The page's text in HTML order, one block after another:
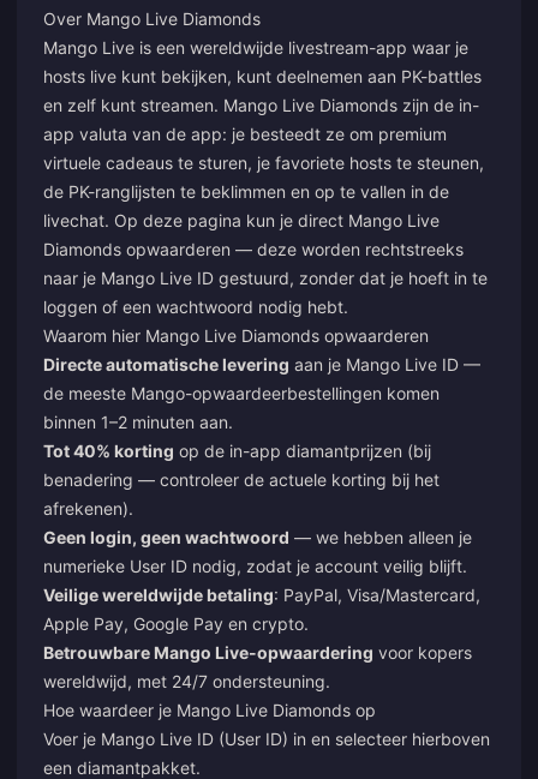
Over Mango Live Diamonds
Mango Live is een wereldwijde livestream-app waar je
hosts live kunt bekijken, kunt deelnemen aan PK-battles
en zelf kunt streamen. Mango Live Diamonds zijn de in-
app valuta van de app: je besteedt ze om premium
virtuele cadeaus te sturen, je favoriete hosts te steunen,
de PK-ranglijsten te beklimmen en op te vallen in de
livechat. Op deze pagina kun je direct Mango Live
Diamonds opwaarderen — deze worden rechtstreeks
naar je Mango Live ID gestuurd, zonder dat je hoeft in te
loggen of een wachtwoord nodig hebt.
Waarom hier Mango Live Diamonds opwaarderen
Directe automatische levering aan je Mango Live ID —
de meeste Mango-opwaardeerbestellingen komen
binnen 1–2 minuten aan.
Tot 40% korting op de in-app diamantprijzen (bij
benadering — controleer de actuele korting bij het
afrekenen).
Geen login, geen wachtwoord — we hebben alleen je
numerieke User ID nodig, zodat je account veilig blijft.
Veilige wereldwijde betaling: PayPal, Visa/Mastercard,
Apple Pay, Google Pay en crypto.
Betrouwbare Mango Live-opwaardering voor kopers
wereldwijd, met 24/7 ondersteuning.
Hoe waardeer je Mango Live Diamonds op
Voer je Mango Live ID (User ID) in en selecteer hierboven
een diamantpakket.